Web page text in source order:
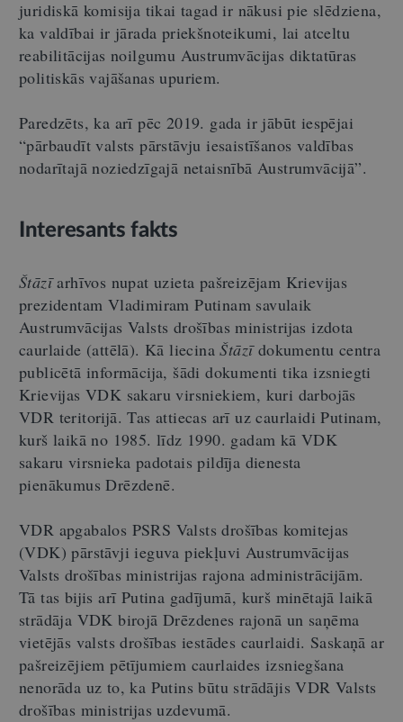
juridiskā komisija tikai tagad ir nākusi pie slēdziena,
ka valdībai ir jārada priekšnoteikumi, lai atceltu
reabilitācijas noilgumu Austrumvācijas diktatūras
politiskās vajāšanas upuriem.
Paredzēts, ka arī pēc 2019. gada ir jābūt iespējai
“pārbaudīt valsts pārstāvju iesaistīšanos valdības
nodarītajā noziedzīgajā netaisnībā Austrumvācijā”.
Interesants fakts
Štāzīarhīvos nupat uzieta pašreizējam Krievijas
prezidentam Vladimiram Putinam savulaik
Austrumvācijas Valsts drošības ministrijas izdota
caurlaide (attēlā). Kā liecinaŠtāzīdokumentu centra
publicētā informācija, šādi dokumenti tika izsniegti
Krievijas VDK sakaru virsniekiem, kuri darbojās
VDR teritorijā. Tas attiecas arī uz caurlaidi Putinam,
kurš laikā no 1985. līdz 1990. gadam kā VDK
sakaru virsnieka padotais pildīja dienesta
pienākumus Drēzdenē.
VDR apgabalos PSRS Valsts drošības komitejas
(VDK) pārstāvji ieguva piekļuvi Austrumvācijas
Valsts drošības ministrijas rajona administrācijām.
Tā tas bijis arī Putina gadījumā, kurš minētajā laikā
strādāja VDK birojā Drēzdenes rajonā un saņēma
vietējās valsts drošības iestādes caurlaidi. Saskaņā ar
pašreizējiem pētījumiem caurlaides izsniegšana
nenorāda uz to, ka Putins būtu strādājis VDR Valsts
drošības ministrijas uzdevumā.